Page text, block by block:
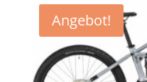
€ 4
499,00
Angebot!